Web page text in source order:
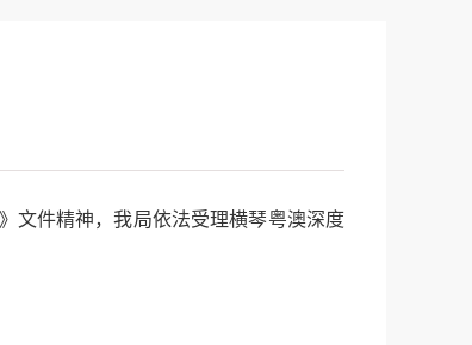
件精神，我局依法受理横琴粤澳深度